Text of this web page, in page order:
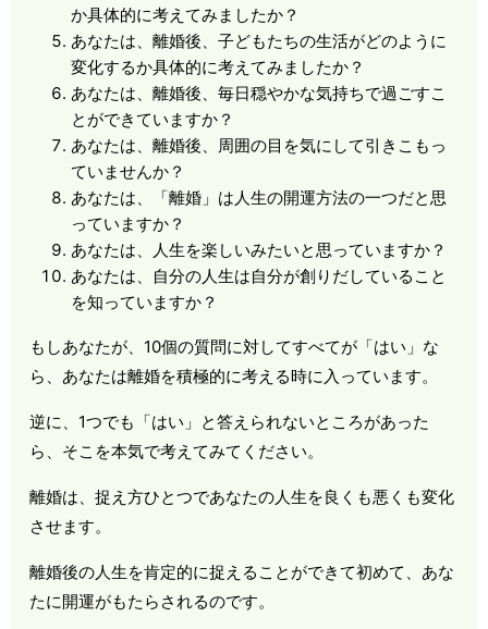
か具体的に考えてみましたか？
あなたは、離婚後、子どもたちの生活がどのように
変化するか具体的に考えてみましたか？
あなたは、離婚後、毎日穏やかな気持ちで過ごすこ
とができていますか？
あなたは、離婚後、周囲の目を気にして引きこもっ
ていませんか？
あなたは、「離婚」は人生の開運方法の一つだと思
っていますか？
あなたは、人生を楽しいみたいと思っていますか？
あなたは、自分の人生は自分が創りだしていること
を知っていますか？
もしあなたが、 10個の質問に対してすべてが「はい」な
ら、あなたは離婚を積極的に考える時に入っています。
逆に、 1つでも「はい」と答えられないところがあった
ら、そこを本気で考えてみてください。
離婚は、捉え方ひとつであなたの人生を良くも悪くも変化
させます。
離婚後の人生を肯定的に捉えることができて初めて、あな
たに開運がもたらされるのです。